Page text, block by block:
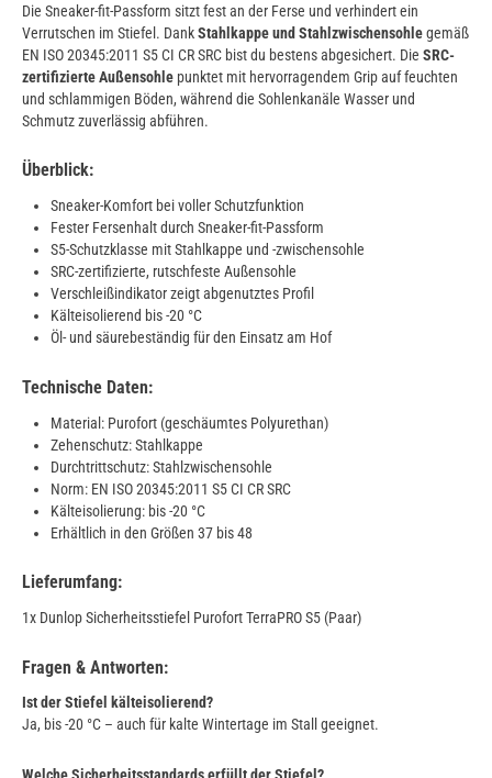
Die Sneaker-fit-Passform sitzt fest an der Ferse und verhindert ein
Verrutschen im Stiefel. DankStahlkappe und Stahlzwischensohlegemäß
EN ISO 20345:2011 S5 CI CR SRC bist du bestens abgesichert. Die SRC-
zertifizierte Außensohle punktet mit hervorragendem Grip auf feuchten
und schlammigen Böden, während die Sohlenkanäle Wasser und
Schmutz zuverlässig abführen.
Überblick:
Sneaker-Komfort bei voller Schutzfunktion
Fester Fersenhalt durch Sneaker-fit-Passform
S5-Schutzklasse mit Stahlkappe und -zwischensohle
SRC-zertifizierte, rutschfeste Außensohle
Verschleißindikator zeigt abgenutztes Profil
Kälteisolierend bis -20 °C
Öl- und säurebeständig für den Einsatz am Hof
Technische Daten:
Material: Purofort (geschäumtes Polyurethan)
Zehenschutz: Stahlkappe
Durchtrittschutz: Stahlzwischensohle
Norm: EN ISO 20345:2011 S5 CI CR SRC
Kälteisolierung: bis -20 °C
Erhältlich in den Größen 37 bis 48
Lieferumfang:
1x Dunlop Sicherheitsstiefel Purofort TerraPRO S5 (Paar)
Fragen & Antworten:
Ist der Stiefel kälteisolierend?
Ja, bis -20 °C – auch für kalte Wintertage im Stall geeignet.